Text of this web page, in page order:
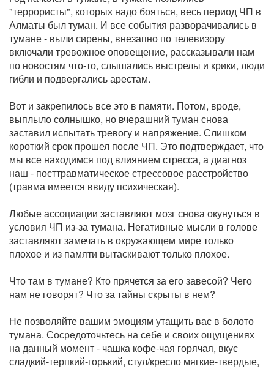
"террористы", которых надо бояться, весь период ЧП в
Алматы был туман. И все события разворачивались в
тумане - выли сирены, внезапно по телевизору
включали тревожное оповещение, рассказывали нам
по новостям что-то, слышались выстрелы и крики, люди
гибли и подвергались арестам.
Вот и закрепилось все это в памяти. Потом, вроде,
выплыло солнышко, но вчерашний туман снова
заставил испытать тревогу и напряжение. Слишком
короткий срок прошел после ЧП. Это подтверждает, что
мы все находимся под влиянием стресса, а диагноз
наш - посттравматическое стрессовое расстройство
(травма имеется ввиду психическая).
Любые ассоциации заставляют мозг снова окунуться в
условия ЧП из-за тумана. Негативные мысли в голове
заставляют замечать в окружающем мире только
плохое и из памяти вытаскивают только плохое.
Что там в тумане? Кто прячется за его завесой? Чего
нам не говорят? Что за тайны скрыты в нем?
Не позволяйте вашим эмоциям утащить вас в болото
тумана. Сосредоточьтесь на себе и своих ощущениях
на данный момент - чашка кофе-чая горячая, вкус
сладкий-терпкий-горький, стул/кресло мягкие-твердые,